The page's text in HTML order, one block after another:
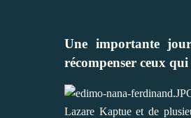
Une importante
récompenser ceux
Lazare Kaptue et de